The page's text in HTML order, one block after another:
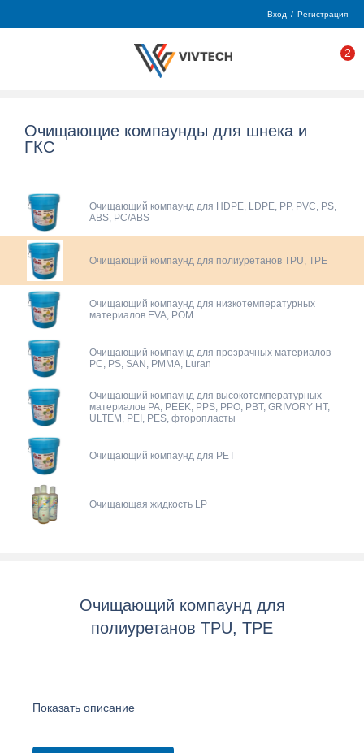
Вход / Регистрация
2
Очищающие компаунды для шнека и
ГКС
Очищающий компаунд для HDPE, LDPE, PP, PVC, PS,
ABS, PC/ABS
Очищающий компаунд для полиуретанов TPU, TPE
Очищающий компаунд для низкотемпературных
материалов EVA, POM
Очищающий компаунд для прозрачных материалов
PC, PS, SAN, PMMA, Luran
Очищающий компаунд для высокотемпературных
материалов PA, PEEK, PPS, PPO, PBT, GRIVORY HT,
ULTEM, PEI, PES, фторопласты
Очищающий компаунд для PET
Очищающая жидкость LP
Очищающий компаунд для
полиуретанов TPU, TPE
Показать описание